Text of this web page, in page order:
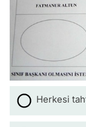
Herkesi